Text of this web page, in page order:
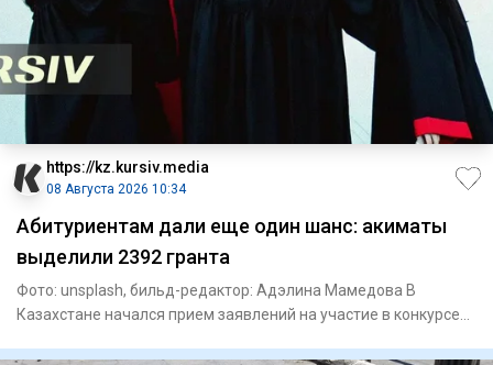
https://kz.kursiv.media
08 Августа 2026 10:34
Абитуриентам дали еще один шанс: акиматы
выделили 2392 гранта
Фото: unsplash, бильд-редактор: Адэлина Мамедова В
Казахстане начался прием заявлений на участие в конкурсе